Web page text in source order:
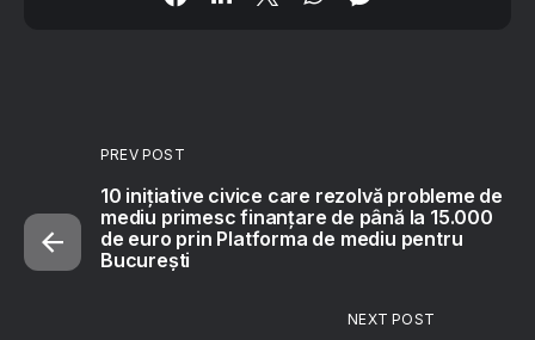
PREV POST
10 inițiative civice care rezolvă probleme de
mediu primesc finanțare de până la 15.000
de euro prin Platforma de mediu pentru
București
NEXT POST